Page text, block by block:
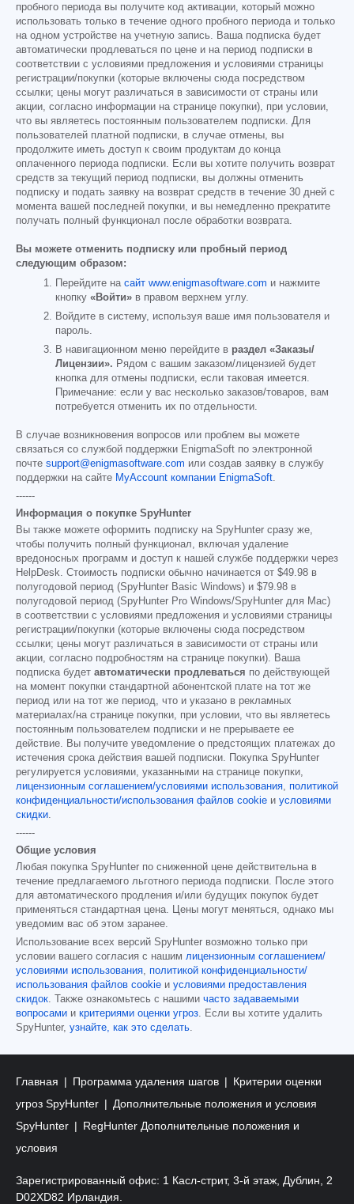
пробного периода вы получите код активации, который можно
использовать только в течение одного пробного периода и только
на одном устройстве на учетную запись. Ваша подписка будет
автоматически продлеваться по цене и на период подписки в
соответствии с условиями предложения и условиями страницы
регистрации/покупки (которые включены сюда посредством
ссылки; цены могут различаться в зависимости от страны или
акции, согласно информации на странице покупки), при условии,
что вы являетесь постоянным пользователем подписки. Для
пользователей платной подписки, в случае отмены, вы
продолжите иметь доступ к своим продуктам до конца
оплаченного периода подписки. Если вы хотите получить возврат
средств за текущий период подписки, вы должны отменить
подписку и подать заявку на возврат средств в течение 30 дней с
момента вашей последней покупки, и вы немедленно прекратите
получать полный функционал после обработки возврата.
Вы можете отменить подписку или пробный период
следующим образом:
Перейдите на сайт www.enigmasoftware.com и нажмите
кнопку «Войти» в правом верхнем углу.
Войдите в систему, используя ваше имя пользователя и
пароль.
В навигационном меню перейдите в раздел «Заказы/
Лицензии». Рядом с вашим заказом/лицензией будет
кнопка для отмены подписки, если таковая имеется.
Примечание: если у вас несколько заказов/товаров, вам
потребуется отменить их по отдельности.
В случае возникновения вопросов или проблем вы можете
связаться со службой поддержки EnigmaSoft по электронной
почте support@enigmasoftware.com или создав заявку в службу
поддержки на сайте MyAccount компании EnigmaSoft.
------
Информация о покупке SpyHunter
Вы также можете оформить подписку на SpyHunter сразу же,
чтобы получить полный функционал, включая удаление
вредоносных программ и доступ к нашей службе поддержки через
HelpDesk. Стоимость подписки обычно начинается от $49.98 в
полугодовой период (SpyHunter Basic Windows) и $79.98 в
полугодовой период (SpyHunter Pro Windows/SpyHunter для Mac)
в соответствии с условиями предложения и условиями страницы
регистрации/покупки (которые включены сюда посредством
ссылки; цены могут различаться в зависимости от страны или
акции, согласно подробностям на странице покупки). Ваша
подписка будет автоматически продлеваться по действующей
на момент покупки стандартной абонентской плате на тот же
период или на тот же период, что и указано в рекламных
материалах/на странице покупки, при условии, что вы являетесь
постоянным пользователем подписки и не прерываете ее
действие. Вы получите уведомление о предстоящих платежах до
истечения срока действия вашей подписки. Покупка SpyHunter
регулируется условиями, указанными на странице покупки,
лицензионным соглашением/условиями использования, политикой
конфиденциальности/использования файлов cookie и условиями
скидки.
------
Общие условия
Любая покупка SpyHunter по сниженной цене действительна в
течение предлагаемого льготного периода подписки. После этого
для автоматического продления и/или будущих покупок будет
применяться стандартная цена. Цены могут меняться, однако мы
уведомим вас об этом заранее.
Использование всех версий SpyHunter возможно только при
условии вашего согласия с нашим лицензионным соглашением/
условиями использования, политикой конфиденциальности/
использования файлов cookie и условиями предоставления
скидок. Также ознакомьтесь с нашими часто задаваемыми
вопросами и критериями оценки угроз. Если вы хотите удалить
SpyHunter, узнайте, как это сделать.
Главная Программа удаления шагов
Критерии оценки
угроз SpyHunter
Дополнительные положения и условия
SpyHunter
RegHunter Дополнительные положения и
условия
Зарегистрированный офис: 1 Касл-стрит, 3-й этаж, Дублин, 2
D02XD82 Ирландия.